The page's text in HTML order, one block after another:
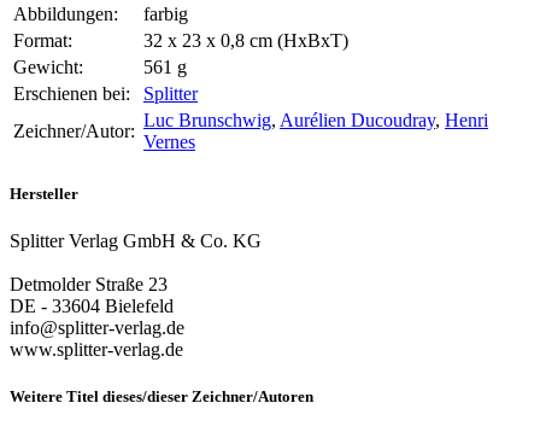
Abbildungen:
farbig
Format:
32 x 23 x 0,8 cm (HxBxT)
Gewicht:
561 g
Erschienen bei:
Splitter
Zeichner/Autor:
Luc Brunschwig, Aurélien Ducoudray, Henri
Vernes
Hersteller
Splitter Verlag GmbH & Co. KG
Detmolder Straße 23
DE - 33604 Bielefeld
info@splitter-verlag.de
www.splitter-verlag.de
Weitere Titel dieses/dieser Zeichner/Autoren